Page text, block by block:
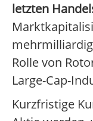
letzten
Rolle von
Large-Cap-
Kurzfristige